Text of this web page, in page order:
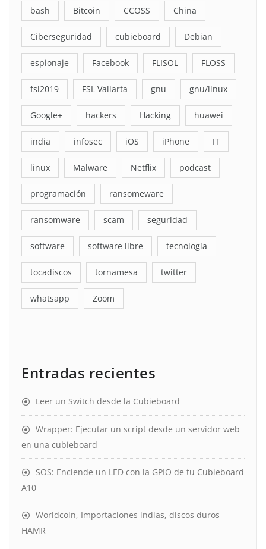
bash Bitcoin CCOSS China
Ciberseguridad cubieboard Debian
espionaje Facebook FLISOL FLOSS
fsl2019 FSL Vallarta gnu gnu/linux
Google+ hackers Hacking huawei
india infosec iOS iPhone IT
linux Malware Netflix podcast
programación ransomeware
ransomware scam seguridad
software software libre tecnología
tocadiscos tornamesa twitter
whatsapp Zoom
Entradas recientes
Leer un Switch desde la Cubieboard
Wrapper: Ejecutar un script desde un servidor web
en una cubieboard
SOS: Enciende un LED con la GPIO de tu Cubieboard
A10
Worldcoin, Importaciones indias, discos duros
HAMR